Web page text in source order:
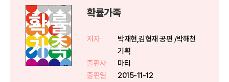
확률가족
저자
박재현,김형재 공편 /박해천
기획
출판사
마티
출판일
2015-11-12